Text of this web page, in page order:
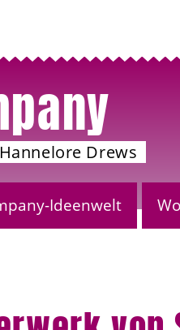
Hannelore Drews
Ideenwelt